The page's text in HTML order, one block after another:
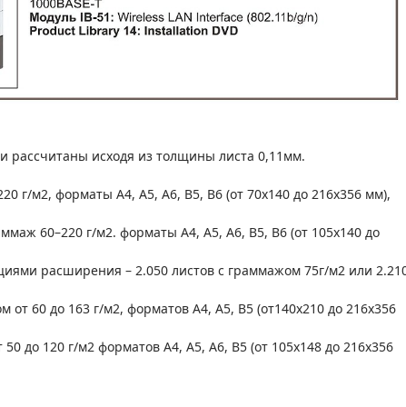
рассчитаны исходя из толщины листа 0,11мм.
г/м2, форматы A4, A5, A6, B5, B6 (от 70x140 до 216x356 мм),
60–220 г/м2. форматы A4, A5, A6, B5, B6 (от 105x140 до
расширения – 2.050 листов с граммажом 75г/м2 или
60 до 163 г/м2, форматов A4, A5, B5 (от140x210 до 216x356
до 120 г/м2 форматов A4, A5, A6, B5 (от 105x148 до 216x356